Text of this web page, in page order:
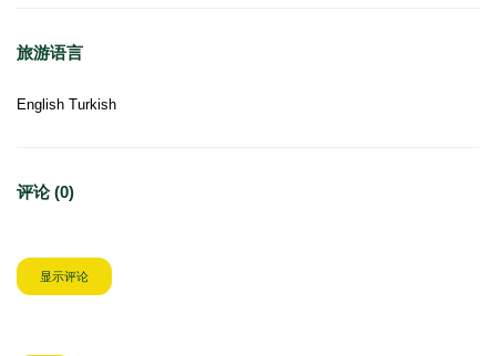
旅游语言
English Turkish
评论 (0)
显示评论